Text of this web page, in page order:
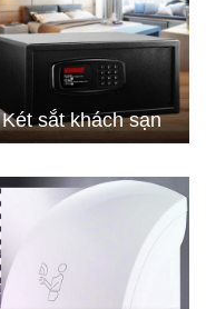
Két sắt khách sạn